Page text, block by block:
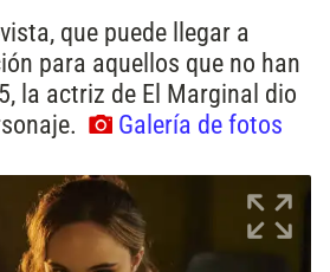
que puede llegar a
para aquellos que no han
la actriz de El Marginal dio
Galería de fotos